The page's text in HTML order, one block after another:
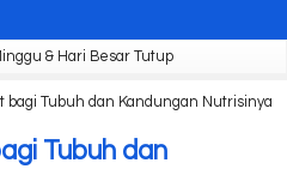
& Hari Besar Tutup
bagi Tubuh dan Kandungan Nutrisinya
Tubuh dan